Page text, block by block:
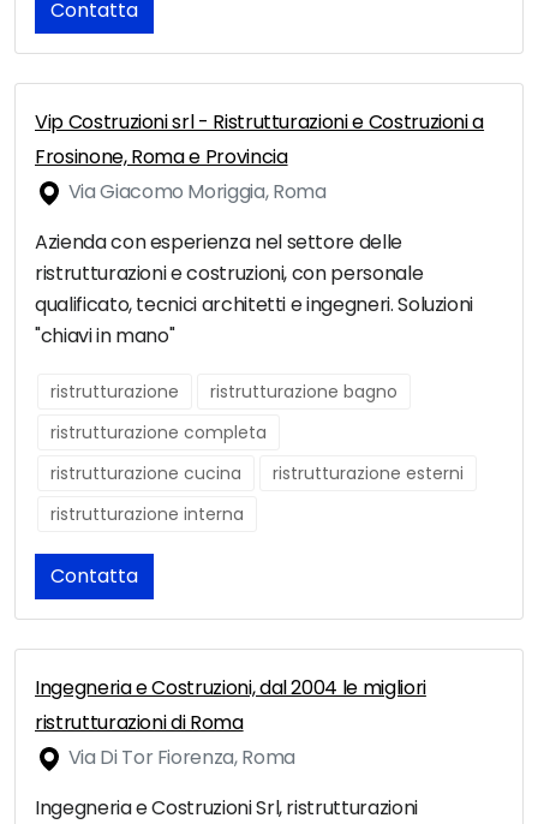
Contatta
Vip Costruzioni srl - Ristrutturazioni e Costruzioni a
Frosinone, Roma e Provincia
Via Giacomo Moriggia, Roma
Azienda con esperienza nel settore delle
ristrutturazioni e costruzioni, con personale
qualificato, tecnici architetti e ingegneri. Soluzioni
"chiavi in mano"
ristrutturazione
ristrutturazione bagno
ristrutturazione completa
ristrutturazione cucina
ristrutturazione esterni
ristrutturazione interna
Contatta
Ingegneria e Costruzioni, dal 2004 le migliori
ristrutturazioni di Roma
Via Di Tor Fiorenza, Roma
Ingegneria e Costruzioni Srl, ristrutturazioni